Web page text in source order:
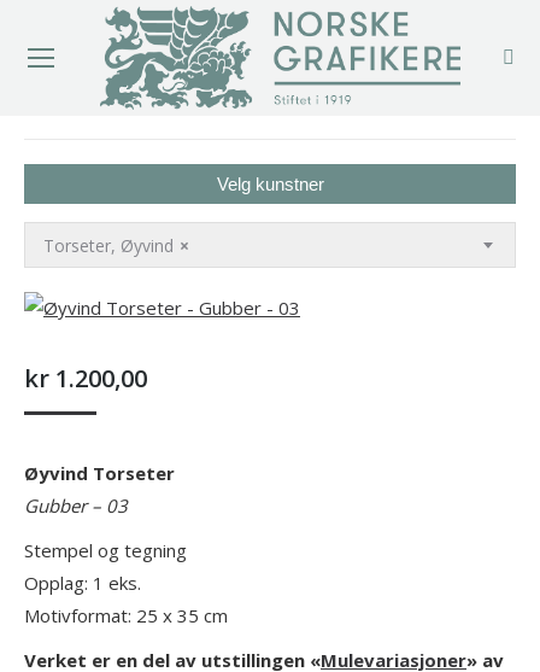
Velg kunstner
×
Torseter, Øyvind
kr 1.200,00
Øyvind Torseter
Gubber – 03
Stempel og tegning
Opplag: 1 eks.
Motivformat: 25 x 35 cm
Verket er en del av utstillingen «Mulevariasjoner» av